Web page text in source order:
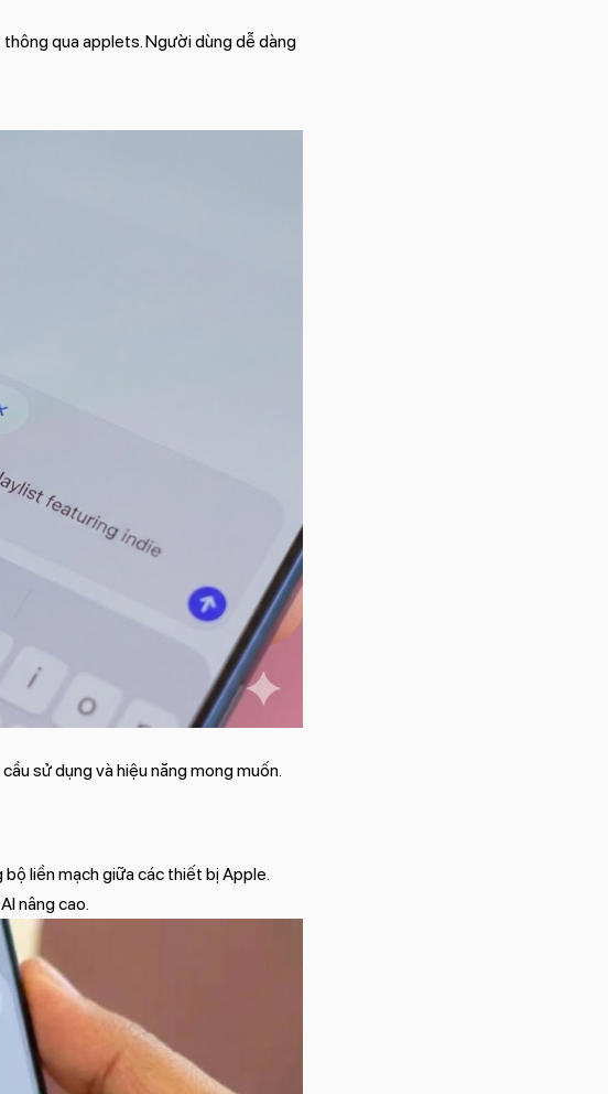
thông qua applets. Người dùng dễ dàng
sử dụng và hiệu năng mong muốn.
liền mạch giữa các thiết bị Apple.
nâng cao.